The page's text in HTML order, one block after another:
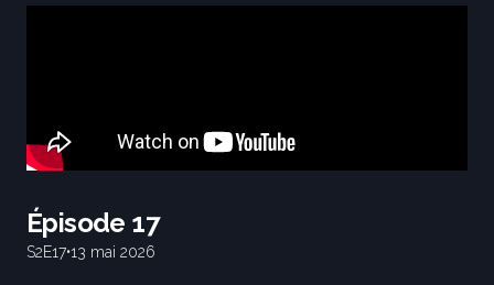
Épisode 17
S2E17•13 mai 2026